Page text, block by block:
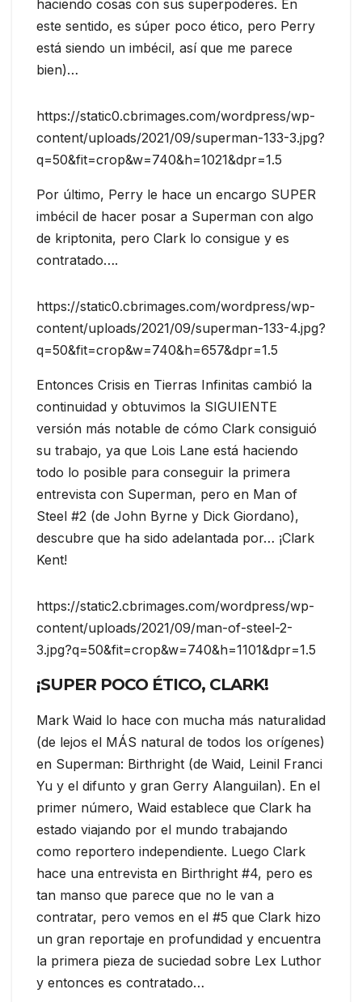
haciendo cosas con sus superpoderes. En
este sentido, es súper poco ético, pero Perry
está siendo un imbécil, así que me parece
bien)…
https://static0.cbrimages.com/wordpress/wp-
content/uploads/2021/09/superman-133-3.jpg?
q=50&fit=crop&w=740&h=1021&dpr=1.5
Por último, Perry le hace un encargo SUPER
imbécil de hacer posar a Superman con algo
de kriptonita, pero Clark lo consigue y es
contratado….
https://static0.cbrimages.com/wordpress/wp-
content/uploads/2021/09/superman-133-4.jpg?
q=50&fit=crop&w=740&h=657&dpr=1.5
Entonces Crisis en Tierras Infinitas cambió la
continuidad y obtuvimos la SIGUIENTE
versión más notable de cómo Clark consiguió
su trabajo, ya que Lois Lane está haciendo
todo lo posible para conseguir la primera
entrevista con Superman, pero en Man of
Steel #2 (de John Byrne y Dick Giordano),
descubre que ha sido adelantada por… ¡Clark
Kent!
https://static2.cbrimages.com/wordpress/wp-
content/uploads/2021/09/man-of-steel-2-
3.jpg?q=50&fit=crop&w=740&h=1101&dpr=1.5
¡SUPER POCO ÉTICO, CLARK!
Mark Waid lo hace con mucha más naturalidad
(de lejos el MÁS natural de todos los orígenes)
en Superman: Birthright (de Waid, Leinil Franci
Yu y el difunto y gran Gerry Alanguilan). En el
primer número, Waid establece que Clark ha
estado viajando por el mundo trabajando
como reportero independiente. Luego Clark
hace una entrevista en Birthright #4, pero es
tan manso que parece que no le van a
contratar, pero vemos en el #5 que Clark hizo
un gran reportaje en profundidad y encuentra
la primera pieza de suciedad sobre Lex Luthor
y entonces es contratado…